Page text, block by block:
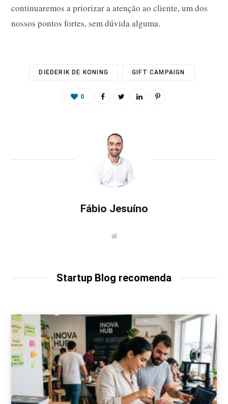
continuaremos a priorizar a atenção ao cliente, um dos
nossos pontos fortes, sem dúvida alguma.
DIEDERIK DE KONING GIFT CAMPAIGN
0
Fábio Jesuíno
W
e
Startup Blog recomenda